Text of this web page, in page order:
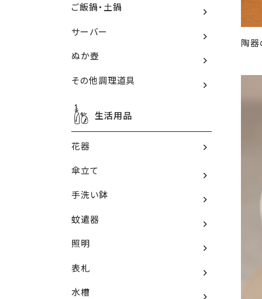
ご飯鍋・土鍋
サーバー
ぬか壺
その他調理道具
生活用品
花器
傘立て
手洗い鉢
蚊遣器
照明
表札
水槽
陶器